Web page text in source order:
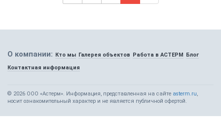
О компании: Кто мы Галерея объектов Работа в АСТЕРМ Блог
Контактная информация
© 2026 ООО «Астерм». Информация, представленная на сайте asterm.ru,
носит ознакомительный характер и не является публичной офертой.